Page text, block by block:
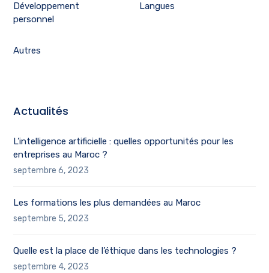
Développement
personnel
Langues
Autres
Actualités
L’intelligence artificielle : quelles opportunités pour les
entreprises au Maroc ?
septembre 6, 2023
Les formations les plus demandées au Maroc
septembre 5, 2023
Quelle est la place de l’éthique dans les technologies ?
septembre 4, 2023